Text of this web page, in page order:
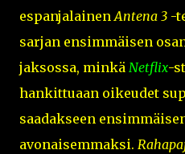
espanjalainenAntena 3 -
sarjan ensimmäisen
jaksossa, minkä Netflix-
hankittuaan oikeudet
saadakseen
avonaisemmaksi.